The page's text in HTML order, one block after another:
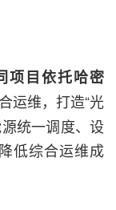
项目依托哈密
运维，打造“光
统一调度、设
低综合运维成